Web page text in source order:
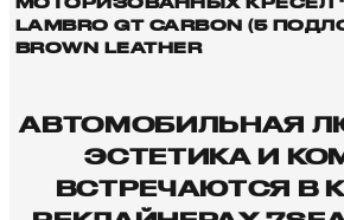
LAMBRO GT CARBON (5
BROWN LEATHER
АВТОМОБИЛЬНАЯ
ЭСТЕТИКА И
ВСТРЕЧАЮТСЯ В